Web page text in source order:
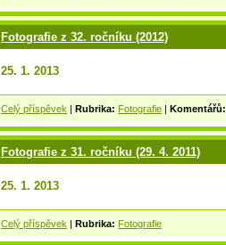
Fotografie z 32. ročníku (2012)
25. 1. 2013
Celý příspěvek | Rubrika: Fotografie | Komentářů:
Fotografie z 31. ročníku (29. 4. 2011)
25. 1. 2013
Celý příspěvek | Rubrika: Fotografie